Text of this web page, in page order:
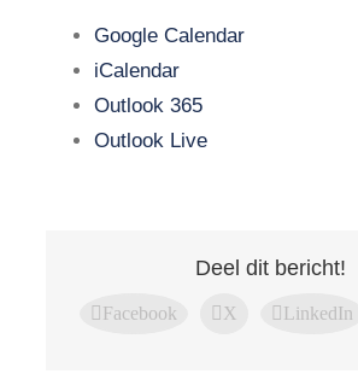
Google Calendar
iCalendar
Outlook 365
Outlook Live
Deel dit bericht!
Facebook X LinkedIn